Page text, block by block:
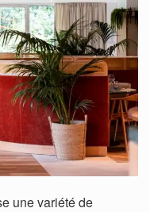
une variété de